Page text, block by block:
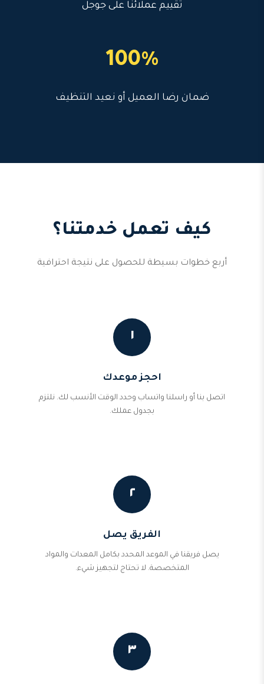
تقييم عملائنا على جوجل
100%
ضمان رضا العميل أو نعيد التنظيف
كيف تعمل خدمتنا؟
أربع خطوات بسيطة للحصول على نتيجة احترافية
١
احجز موعدك
اتصل بنا أو راسلنا واتساب وحدد الوقت الأنسب لك. نلتزم
بجدول عملك.
٢
الفريق يصل
يصل فريقنا في الموعد المحدد بكامل المعدات والمواد
المتخصصة. لا تحتاج لتجهيز شيء.
٣